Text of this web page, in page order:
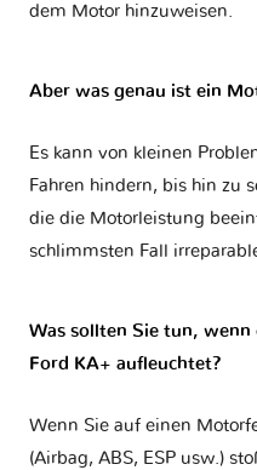
dem Motor hinzuweisen.
Aber was genau ist ein
Es kann von kleinen
Fahren hindern, bis hin zu
die die Motorleistung
schlimmsten Fall
Was sollten Sie tun,
Ford KA+ aufleuchtet?
Wenn Sie auf einen
(Airbag, ABS, ESP usw.)